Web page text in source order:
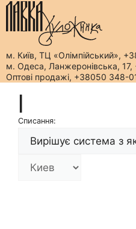
м. Київ, ТЦ «Олімпійський»,
м. Одеса, Ланжеронівська,
Оптові продажі, +38050 348-
вмістуСписання: